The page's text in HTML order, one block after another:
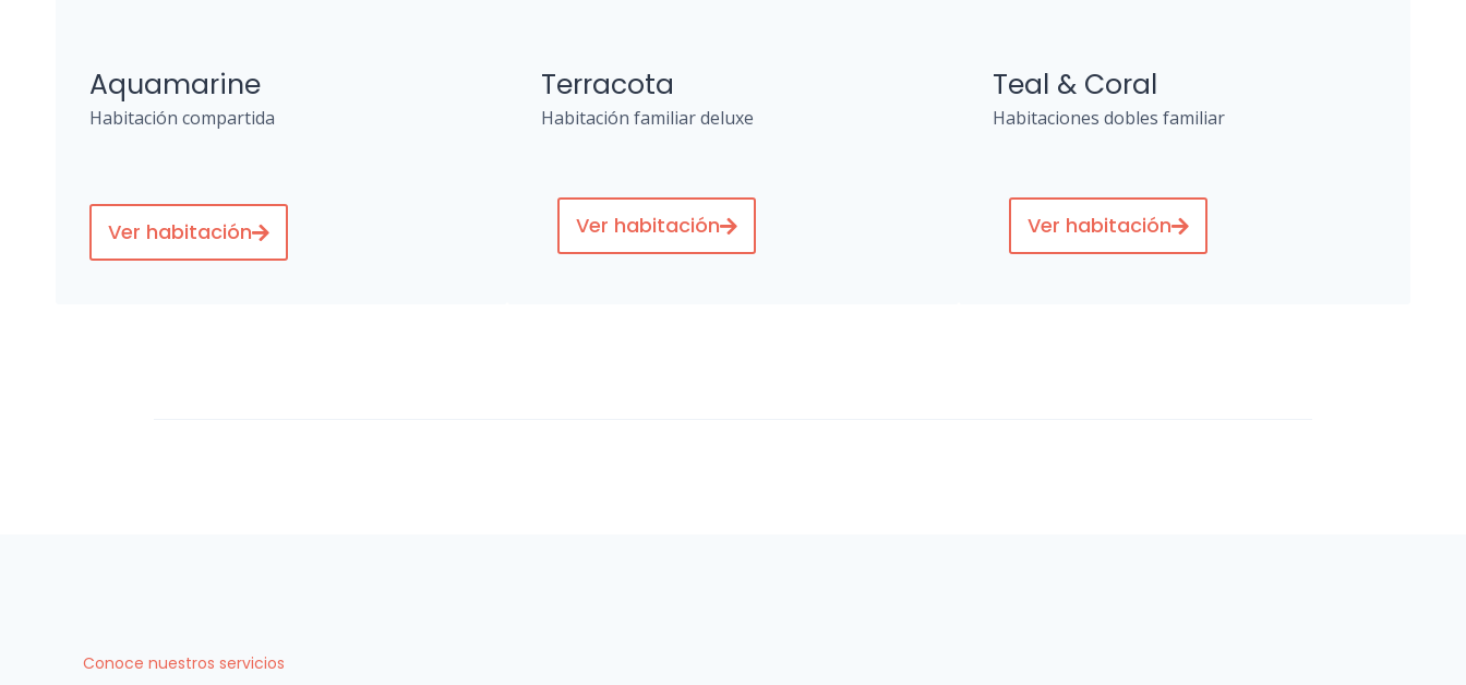
Aquamarine
Habitación compartida
Ver habitación
Terracota
Habitación familiar deluxe
Ver habitación
Teal & Coral
Habitaciones dobles familiar
Ver habitación
Conoce nuestros servicios